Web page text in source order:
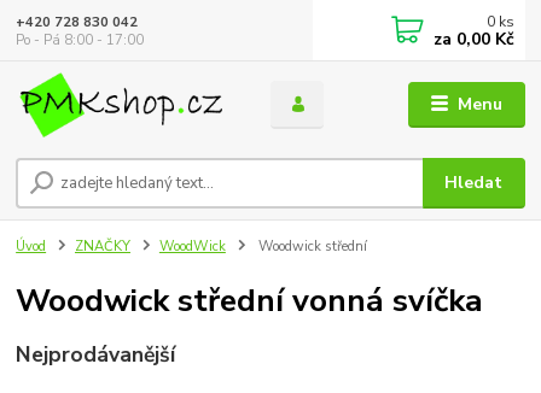
Menu
Hledat
+420 728 830 042
Po - Pá 8:00 - 17:00
0 ks
za 0,00 Kč
Úvod ZNAČKY WoodWick Woodwick střední
Woodwick střední vonná svíčka
Nejprodávanější